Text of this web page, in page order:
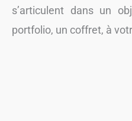
s’articulent dans un
portfolio, un coffret, à